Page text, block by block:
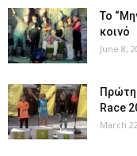
Το
κοινό
June 8,
Πρώτη
Race
March